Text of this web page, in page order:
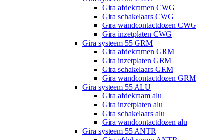
Gira afdekramen CWG
Gira schakelaars CWG
Gira wandcontactdozen CWG
Gira inzetplaten CWG
Gira systeem 55 GRM
Gira afdekramen GRM
Gira inzetplaten GRM
Gira schakelaars GRM
Gira wandcontactdozen GRM
Gira systeem 55 ALU
Gira afdekraam alu
Gira inzetplaten alu
Gira schakelaars alu
Gira wandcontactdozen alu
Gira systeem 55 ANTR